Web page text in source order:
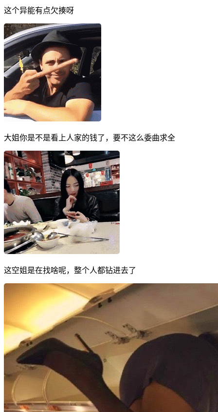
这个异能有点欠揍呀
大姐你是不是看上人家的钱了，要不这么委曲求全
这空姐是在找啥呢，整个人都钻进去了